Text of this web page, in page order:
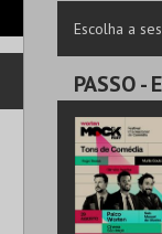
Escolha a
PASSO-